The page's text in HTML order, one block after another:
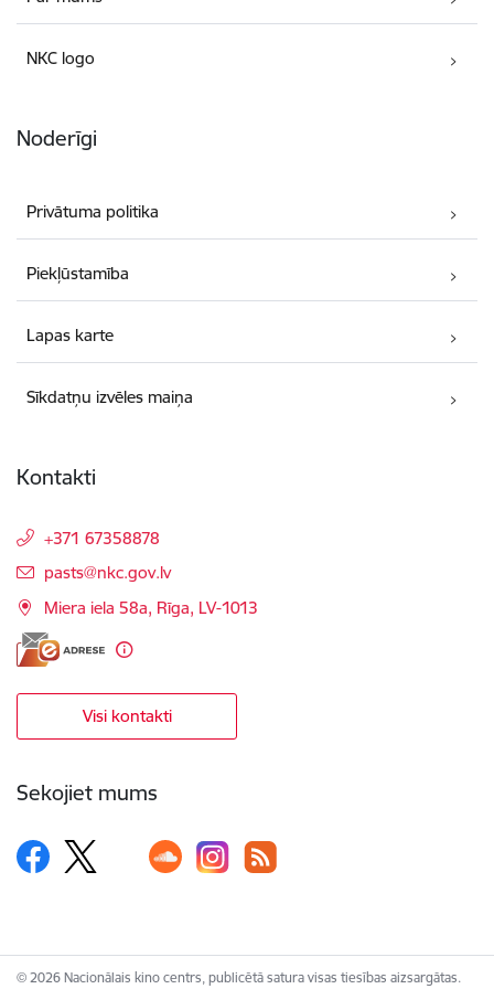
NKC logo
Noderīgi
Privātuma politika
Piekļūstamība
Lapas karte
Sīkdatņu izvēles maiņa
Kontakti
+371 67358878
E-pasts:
pasts@nkc.gov.lv
Miera iela 58a, Rīga, LV-1013
Visi kontakti
Sekojiet mums
© 2026 Nacionālais kino centrs, publicētā satura visas tiesības aizsargātas.